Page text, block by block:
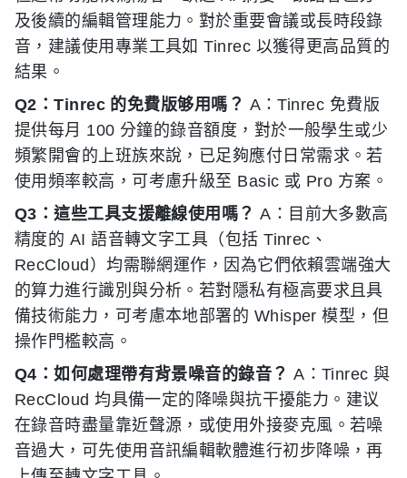
及後續的編輯管理能力。對於重要會議或長時段錄
音，建議使用專業工具如 Tinrec 以獲得更高品質的
結果。
Q2：Tinrec 的免費版够用嗎？ A：Tinrec 免費版
提供每月 100 分鐘的錄音額度，對於一般學生或少
頻繁開會的上班族來說，已足夠應付日常需求。若
使用頻率較高，可考慮升級至 Basic 或 Pro 方案。
Q3：這些工具支援離線使用嗎？ A：目前大多數高
精度的 AI 語音轉文字工具（包括 Tinrec、
RecCloud）均需聯網運作，因為它們依賴雲端強大
的算力進行識別與分析。若對隱私有極高要求且具
備技術能力，可考慮本地部署的 Whisper 模型，但
操作門檻較高。
Q4：如何處理帶有背景噪音的錄音？ A：Tinrec 與
RecCloud 均具備一定的降噪與抗干擾能力。建议
在錄音時盡量靠近聲源，或使用外接麥克風。若噪
音過大，可先使用音訊編輯軟體進行初步降噪，再